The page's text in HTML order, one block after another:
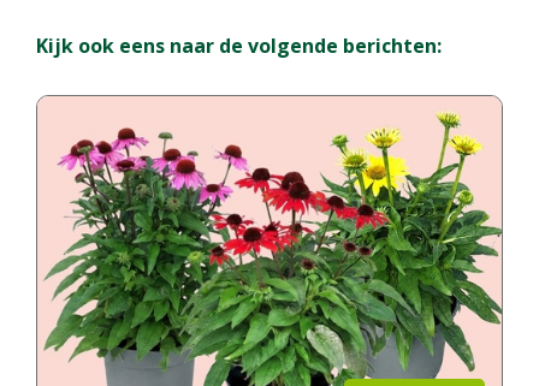
Kijk ook eens naar de volgende berichten: